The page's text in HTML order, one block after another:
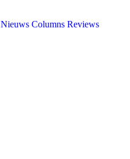
Nieuws Columns Reviews